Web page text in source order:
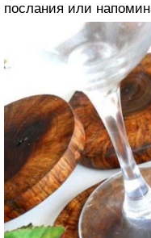
послания или